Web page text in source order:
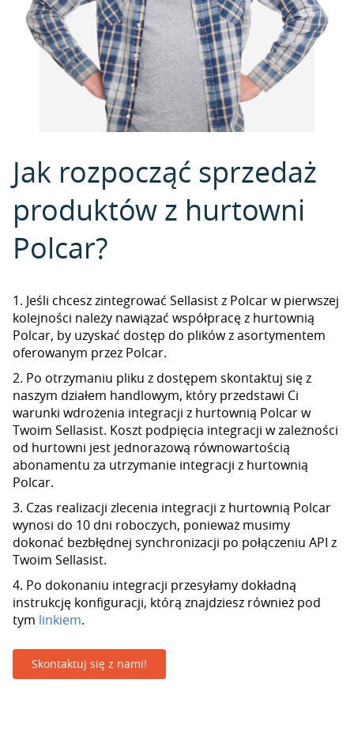
Jak rozpocząć sprzedaż
produktów z hurtowni
Polcar?
1. Jeśli chcesz zintegrować Sellasist z Polcar w pierwszej
kolejności należy nawiązać współpracę z hurtownią
Polcar, by uzyskać dostęp do plików z asortymentem
oferowanym przez Polcar.
2. Po otrzymaniu pliku z dostępem skontaktuj się z
naszym działem handlowym, który przedstawi Ci
warunki wdrożenia integracji z hurtownią Polcar w
Twoim Sellasist. Koszt podpięcia integracji w zależności
od hurtowni jest jednorazową równowartością
abonamentu za utrzymanie integracji z hurtownią
Polcar.
3. Czas realizacji zlecenia integracji z hurtownią Polcar
wynosi do 10 dni roboczych, ponieważ musimy
dokonać bezbłędnej synchronizacji po połączeniu API z
Twoim Sellasist.
4. Po dokonaniu integracji przesyłamy dokładną
instrukcję konfiguracji, którą znajdziesz również pod
tym linkiem.
Skontaktuj się z nami!